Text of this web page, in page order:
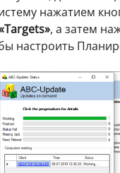
нажатием
, а затем
настроить